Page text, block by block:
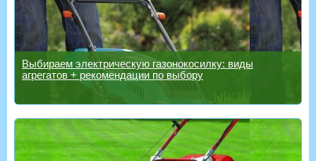
Выбираем электрическую газонокосилку: виды
агрегатов + рекомендации по выбору